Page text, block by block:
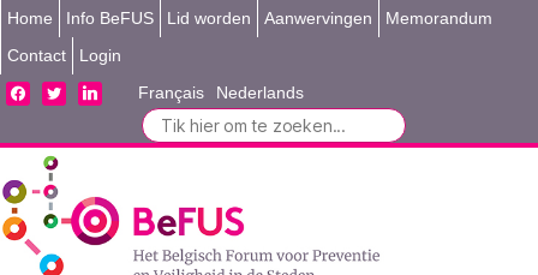
Home Info BeFUS Lid worden Aanwervingen
Memorandum
Contact
Login
facebooktwitterlinkedin Français Nederlands
Search
for: